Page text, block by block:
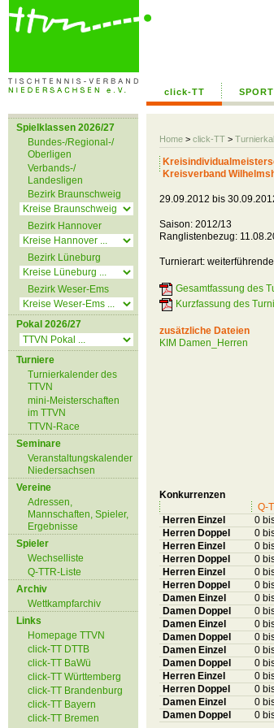
click-TT SPORT
Home > click-TT >
Spielklassen 2026/27
Bundes-/Regional-/
Oberligen
Verbands-/
Landesligen
Bezirk Braunschweig
Bezirk Hannover
Bezirk Lüneburg
Bezirk Weser-Ems
Pokal 2026/27
Turniere
Turnierkalender des
TTVN
mini-Meisterschaften
im TTVN
TTVN-Race
Seminare
Veranstaltungskalender
Niedersachsen
Vereine
Adressen,
Mannschaften, Spieler,
Ergebnisse
Spieler
Wechselliste
Q-TTR-Liste
Archiv
Wettkampfarchiv
Links
Homepage TTVN
click-TT DTTB
click-TT BaWü
click-TT Württemberg
click-TT Brandenburg
click-TT Bayern
click-TT Bremen
Kreisverband
29.09.2012 bis
Saison: 2012/13
Ranglistenbezug:
Turnierart:
Gesamtfassung des
Kurzfassung des
zusätzliche Dateien
KIM Damen_Herren
Konkurrenzen
Q-
Herren Einzel
0
Herren Doppel
0
Herren Einzel
0
Herren Doppel
0
Herren Einzel
0
Herren Doppel
0
Damen Einzel
0
Damen Doppel
0
Damen Einzel
0
Damen Doppel
0
Damen Einzel
0
Damen Doppel
0
Herren Einzel
0
Herren Doppel
0
Damen Einzel
0
Damen Doppel
0